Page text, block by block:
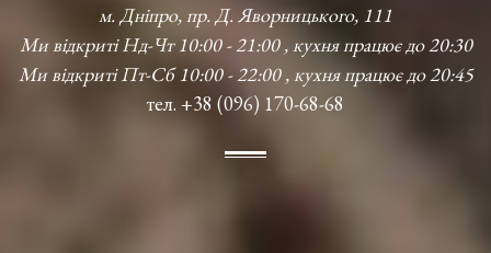
м. Дніпро, пр. Д. Яворницького, 111
Ми відкриті Нд-Чт 10:00 - 21:00 , кухня працює до 20:30
Ми відкриті Пт-Сб 10:00 - 22:00 , кухня працює до 20:45
тел. +38 (096) 170-68-68